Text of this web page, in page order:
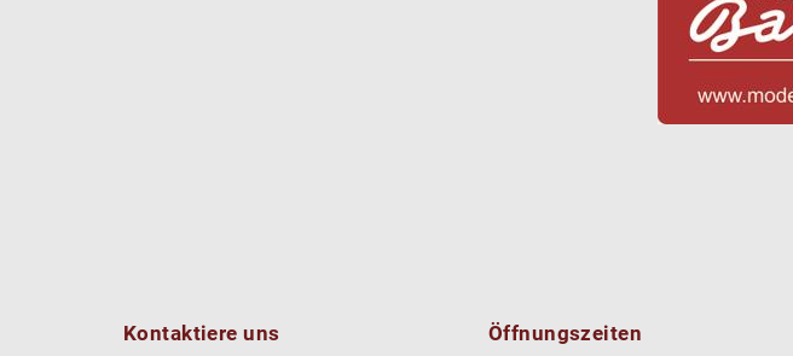
Kontaktiere uns Öffnungszeiten